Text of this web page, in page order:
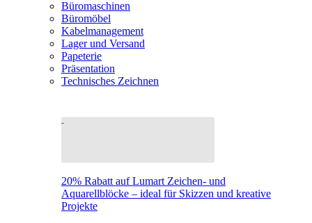
Büromaschinen
Büromöbel
Kabelmanagement
Lager und Versand
Papeterie
Präsentation
Technisches Zeichnen
20% Rabatt auf Lumart Zeichen- und
Aquarellblöcke – ideal für Skizzen und kreative
Projekte